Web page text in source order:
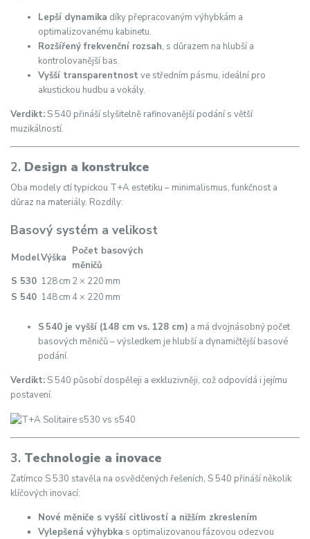
Lepší dynamika díky přepracovaným výhybkám a
optimalizovanému kabinetu.
Rozšířený frekvenční rozsah, s důrazem na hlubší a
kontrolovanější bas.
Vyšší transparentnost ve středním pásmu, ideální pro
akustickou hudbu a vokály.
Verdikt: S 540 přináší slyšitelně rafinovanější podání s větší
muzikálností.
2. Design a konstrukce
Oba modely ctí typickou T+A estetiku – minimalismus, funkčnost a
důraz na materiály. Rozdíly:
Basový systém a velikost
ModelVýška
Počet basových
měničů
S 530 128 cm 2 × 220 mm
S 540 148 cm 4 × 220 mm
S 540 je vyšší (148 cm vs. 128 cm) a má dvojnásobný počet
basových měničů – výsledkem je hlubší a dynamičtější basové
podání.
Verdikt: S 540 působí dospěleji a exkluzivněji, což odpovídá i jejímu
postavení.
3. Technologie a inovace
Zatímco S 530 stavěla na osvědčených řešeních, S 540 přináší několik
klíčových inovací:
Nové měniče s vyšší citlivostí a nižším zkreslením
Vylepšená výhybka s optimalizovanou fázovou odezvou